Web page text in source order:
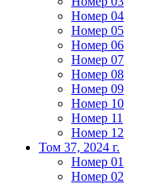
Номер 04
Номер 05
Номер 06
Номер 07
Номер 08
Номер 09
Номер 10
Номер 11
Номер 12
Том 37, 2024 г.
Номер 01
Номер 02